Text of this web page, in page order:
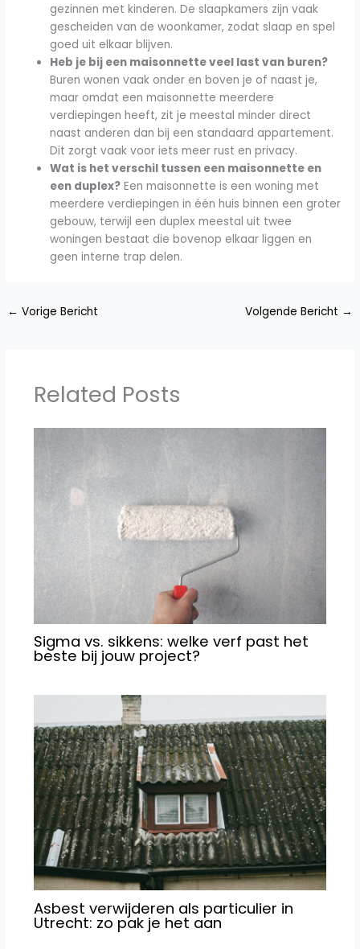
gezinnen met kinderen. De slaapkamers zijn vaak
gescheiden van de woonkamer, zodat slaap en spel
goed uit elkaar blijven.
Heb je bij een maisonnette veel last van buren?
Buren wonen vaak onder en boven je of naast je,
maar omdat een maisonnette meerdere
verdiepingen heeft, zit je meestal minder direct
naast anderen dan bij een standaard appartement.
Dit zorgt vaak voor iets meer rust en privacy.
Wat is het verschil tussen een maisonnette en
een duplex? Een maisonnette is een woning met
meerdere verdiepingen in één huis binnen een groter
gebouw, terwijl een duplex meestal uit twee
woningen bestaat die bovenop elkaar liggen en
geen interne trap delen.
← Vorige Bericht Volgende Bericht →
Related Posts
Sigma vs. sikkens: welke verf past het
beste bij jouw project?
Asbest verwijderen als particulier in
Utrecht: zo pak je het aan